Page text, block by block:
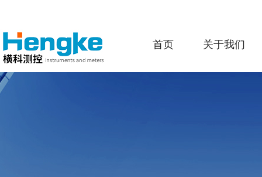
首页 关于我们